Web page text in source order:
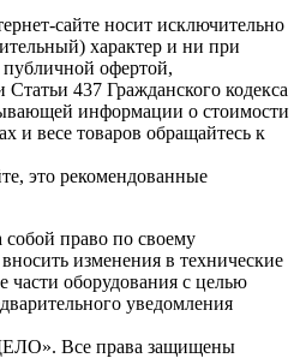
сайте носит исключительно
характер и ни при
публичной офертой,
437 Гражданского кодекса
информации о стоимости
и весе товаров обращайтесь к
это рекомендованные
собой право по своему
изменения в технические
части оборудования с целью
уведомления
Все права защищены